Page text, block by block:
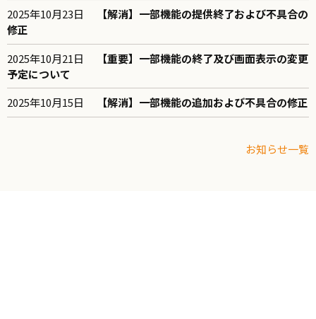
2025年10月23日
【解消】一部機能の提供終了および不具合の
修正
2025年10月21日
【重要】一部機能の終了及び画面表示の変更
予定について
2025年10月15日
【解消】一部機能の追加および不具合の修正
お知らせ一覧